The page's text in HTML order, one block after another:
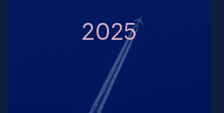
2025